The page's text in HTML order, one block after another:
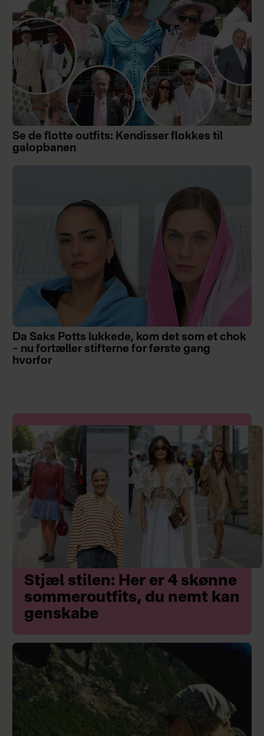
Se de flotte outfits: Kendisser flokkes til
galopbanen
Da Saks Potts lukkede, kom det som et chok
– nu fortæller stifterne for første gang
hvorfor
Stjæl stilen: Her er 4 skønne
sommeroutfits, du nemt kan
genskabe